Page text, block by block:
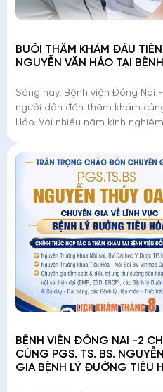
BUỔI THĂM KHÁM ĐẦU
NGUYỄN VĂN HẢO TẠI
Sáng nay, Bệnh viện Đồng
người dân đến thăm khám
Hảo. Với nhiều năm kinh
BỆNH VIỆN ĐỒNG NAI -2
CÙNG PGS. TS. BS.
GIA BỆNH LÝ ĐƯỜNG TIÊU